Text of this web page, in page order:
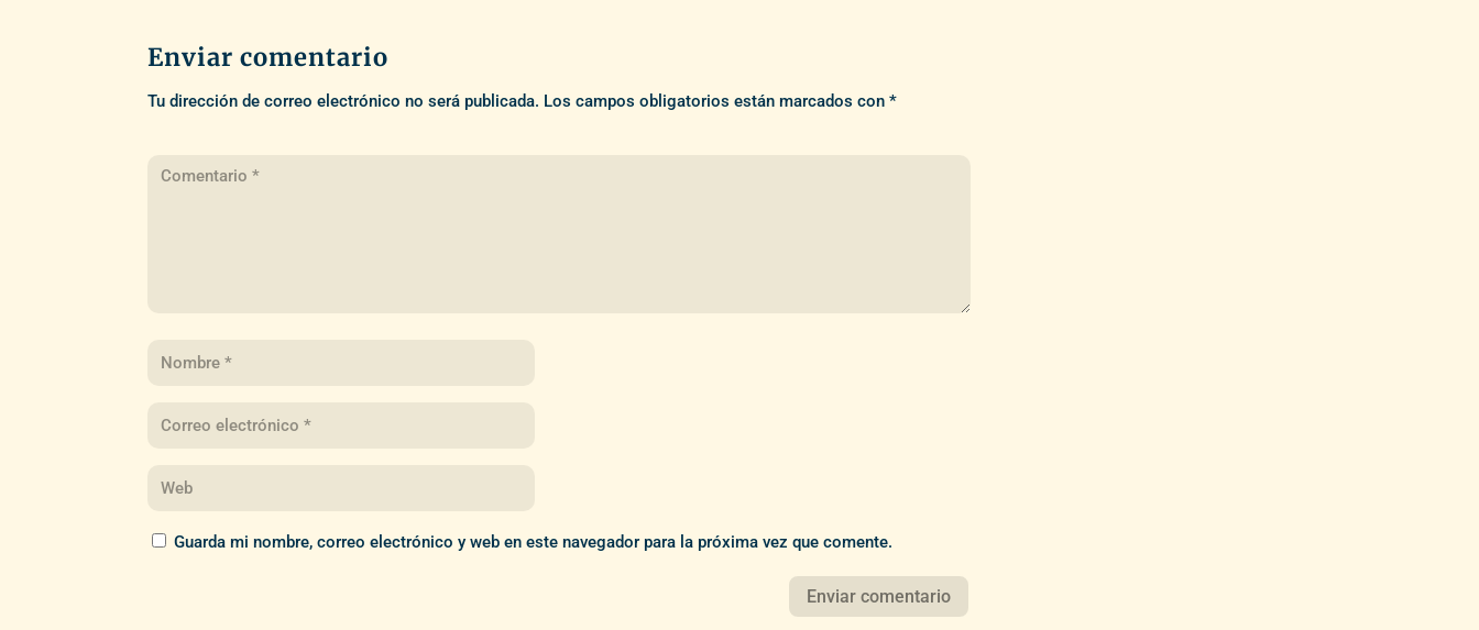
Enviar comentario
Tu dirección de correo electrónico no será publicada. Los campos obligatorios están marcados con*
Guarda mi nombre, correo electrónico y web en este navegador para la próxima vez que comente.